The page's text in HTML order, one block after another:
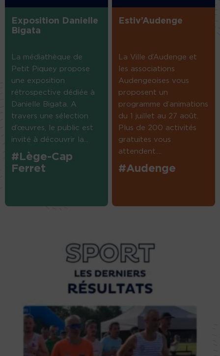
Exposition Danielle
Bigata
La médiathèque de
Petit Piquey propose
une exposition
rétrospective dédiée à
Danielle Bigata. A
travers une sélection
d’œuvres, le public est
invité à découvrir la...
#Lège-Cap
Ferret
Estiv’Audenge
La Ville d’Audenge et
les associations
Audengeoises vous
proposent un
programme d’animations
du 1 juillet au 27 août.
Plus de 200 activités
gratuites vous
attendent....
#Audenge